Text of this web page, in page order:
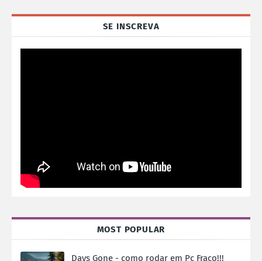
SE INSCREVA
MOST POPULAR
Days Gone - como rodar em Pc Fraco!!!